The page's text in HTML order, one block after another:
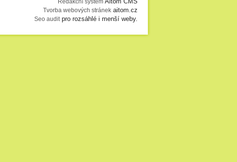
Redakční systém
Tvorba webových stránek aitom.cz
Seo auditpro rozsáhlé i menší weby.